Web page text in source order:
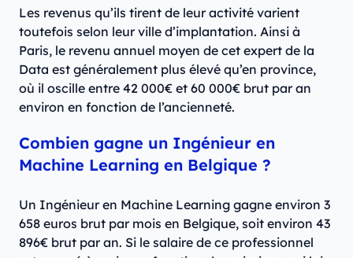
Les revenus qu’ils tirent de leur activité varient
toutefois selon leur ville d’implantation. Ainsi à
Paris, le revenu annuel moyen de cet expert de la
Data est généralement plus élevé qu’en province,
où il oscille entre 42 000€ et 60 000€ brut par an
environ en fonction de l’ancienneté.
Combien gagne un Ingénieur en
Machine Learning en Belgique ?
Un Ingénieur en Machine Learning gagne environ 3
658 euros brut par mois en Belgique, soit environ 43
896€ brut par an. Si le salaire de ce professionnel